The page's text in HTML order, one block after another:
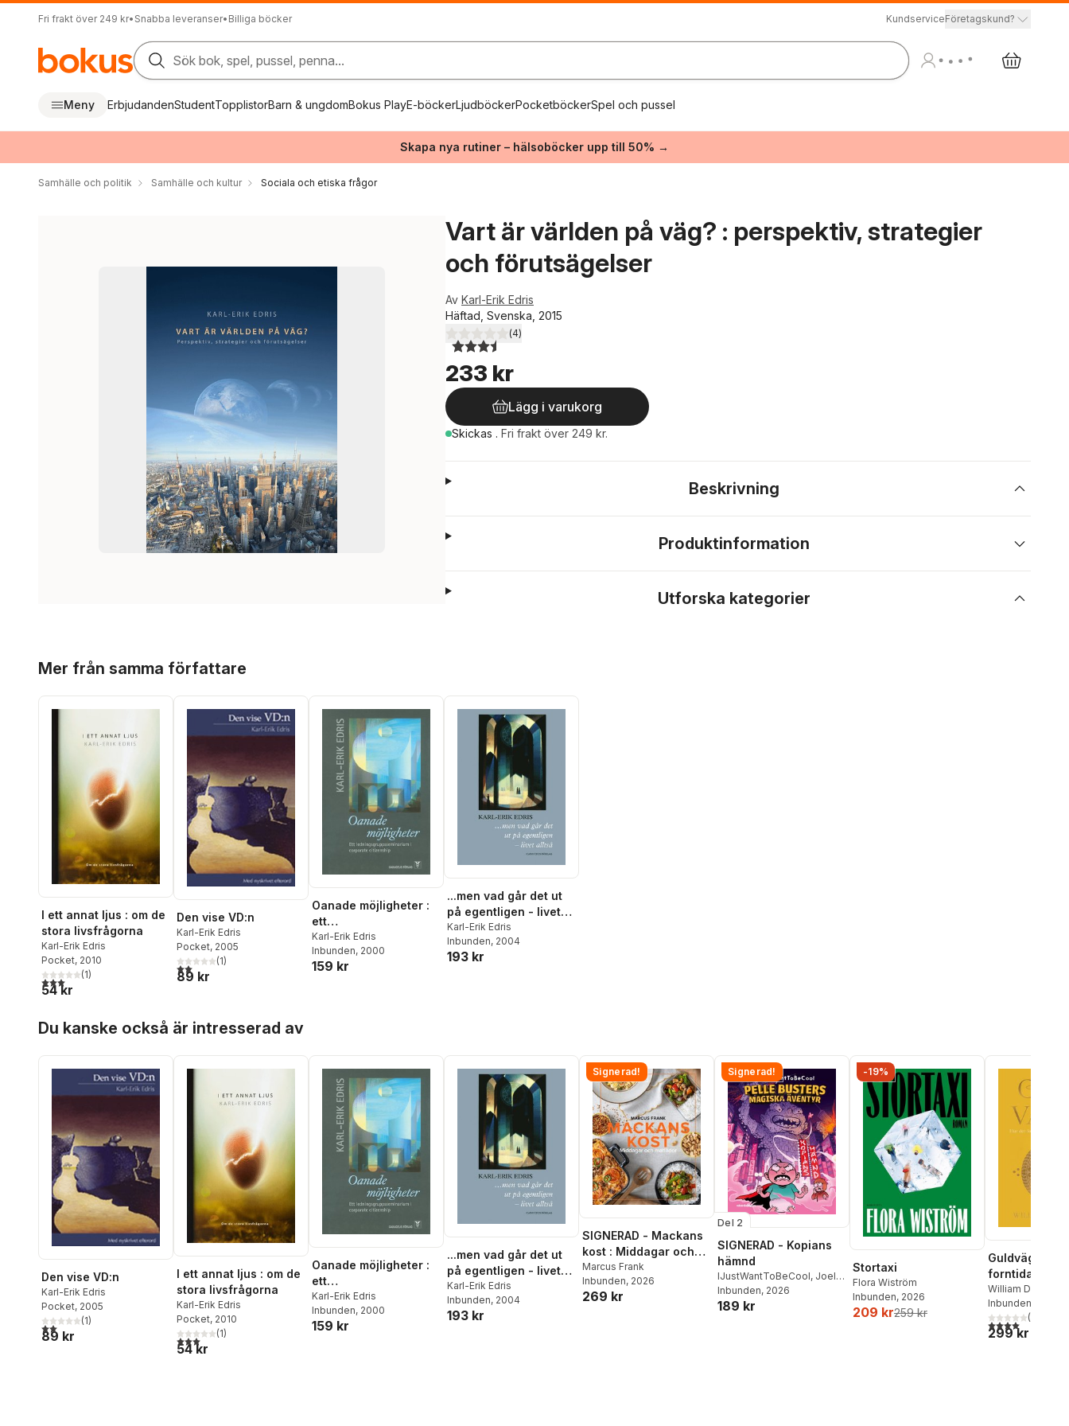
Fri frakt över 249 kr• Snabba leveranser• Billiga böcker KundserviceFöretagskund?
Sök bok, spel, pussel, penna...
Meny ErbjudandenStudentTopplistorBarn & ungdomBokus PlayE-böckerLjudböckerPocketböckerSpel och pussel
Skapa nya rutiner – hälsoböcker upp till 50% →
Samhälle och politik Samhälle och kultur Sociala och etiska frågor
Vart är världen på väg? : perspektiv, strategier
och förutsägelser
Av Karl-Erik Edris
Häftad, Svenska, 2015
3,5utav 5 stjärnor. Totalt antal röster:
(4)
233 kr
Lägg i varukorg
Skickas . Fri frakt över 249 kr.
Beskrivning
Produktinformation
Utforska kategorier
Mer från samma författare
I ett annat ljus : om de
stora livsfrågorna
Karl-Erik Edris
Pocket, 2010
3,0utav 5 stjärnor. Totalt antal röster:
(1)
54 kr
Den vise VD:n
Karl-Erik Edris
Pocket, 2005
2,0utav 5 stjärnor. Totalt antal röster:
(1)
89 kr
Oanade möjligheter :
ett
ledningsgruppssemina
rium i corporate
citizenship
Karl-Erik Edris
Inbunden, 2000
159 kr
...men vad går det ut
på egentligen - livet
alltså
Karl-Erik Edris
Inbunden, 2004
193 kr
Du kanske också är intresserad av
Den vise VD:n
Karl-Erik Edris
Pocket, 2005
2,0utav 5 stjärnor. Totalt antal röster:
(1)
89 kr
I ett annat ljus : om de
stora livsfrågorna
Karl-Erik Edris
Pocket, 2010
3,0utav 5 stjärnor. Totalt antal röster:
(1)
54 kr
Oanade möjligheter :
ett
ledningsgruppssemina
rium i corporate
citizenship
Karl-Erik Edris
Inbunden, 2000
159 kr
...men vad går det ut
på egentligen - livet
alltså
Karl-Erik Edris
Inbunden, 2004
193 kr
Signerad!
SIGNERAD - Mackans
kost : Middagar och
matlådor
Marcus Frank
Inbunden, 2026
269 kr
Signerad!
Del 2
SIGNERAD - Kopians
hämnd
IJustWantToBeCool, Joel
Adolphson,Emil Ejdemo
Beer ,Victor Beer
Inbunden, 2026
189 kr
-19%
Stortaxi
Flora Wiström
Inbunden, 2026
209 kr259 kr
Guldvägen :
forntida
förändrade
William
Inbunden
4,0utav 5(
299 kr